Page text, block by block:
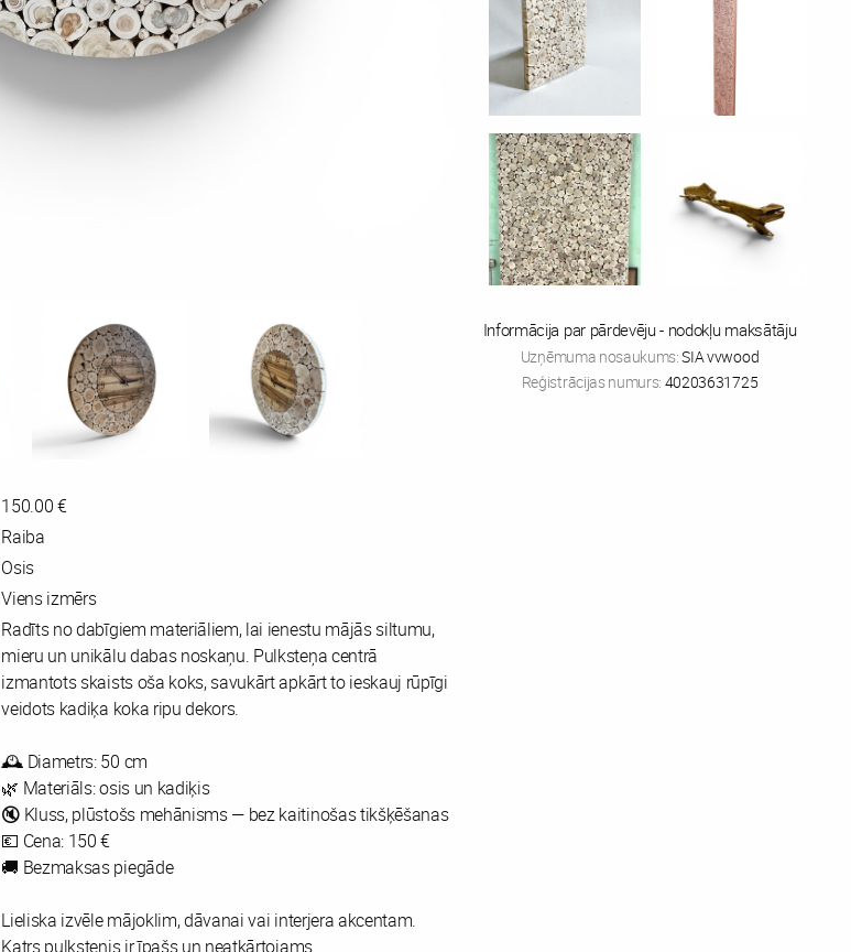
150.00 €
Raiba
Osis
Viens izmērs
Radīts no dabīgiem materiāliem, lai ienestu mājās siltumu,
mieru un unikālu dabas noskaņu. Pulksteņa centrā
izmantots skaists oša koks, savukārt apkārt to ieskauj rūpīgi
veidots kadiķa koka ripu dekors.
🕰️ Diametrs: 50 cm
🌿 Materiāls: osis un kadiķis
🔇 Kluss, plūstošs mehānisms — bez kaitinošas tikšķēšanas
💶 Cena: 150 €
🚚 Bezmaksas piegāde
Lieliska izvēle mājoklim, dāvanai vai interjera akcentam.
Katrs pulkstenis ir īpašs un neatkārtojams.
Informācija par pārdevēju - nodokļu maksātāju
Uzņēmuma nosaukums:SIA vvwood
Reģistrācijas numurs: 40203631725